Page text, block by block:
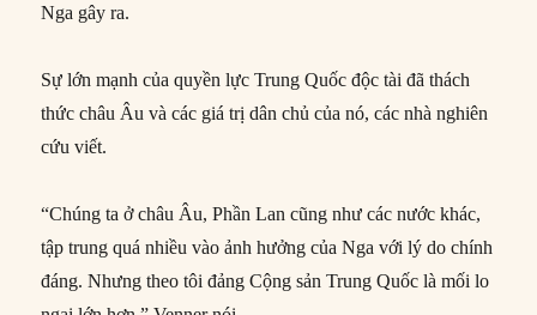
Nga gây ra.
Sự lớn mạnh của quyền lực Trung Quốc độc tài đã thách
thức châu Âu và các giá trị dân chủ của nó, các nhà nghiên
cứu viết.
“Chúng ta ở châu Âu, Phần Lan cũng như các nước khác,
tập trung quá nhiều vào ảnh hưởng của Nga với lý do chính
đáng. Nhưng theo tôi đảng Cộng sản Trung Quốc là mối lo